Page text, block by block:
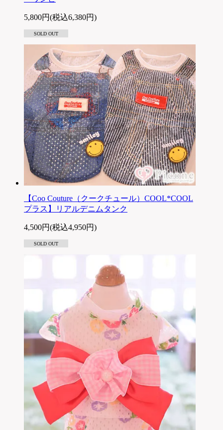
5,800円(税込6,380円)
SOLD OUT
【Coo Couture（クークチュール）COOL*COOL
プラス】リアルデニムタンク
4,500円(税込4,950円)
SOLD OUT